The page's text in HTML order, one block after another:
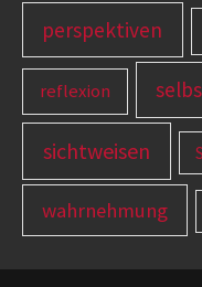
perspektiven
reflexion
sichtweisen
wahrnehmung